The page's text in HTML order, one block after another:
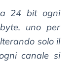
a 24 bit ogni
uno per
solo il
canale si